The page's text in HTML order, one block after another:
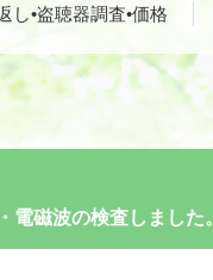
し•盗聴器調査•価格
電磁波の検査しました。